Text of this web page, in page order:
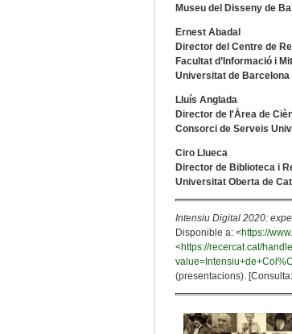
Museu del Disseny de
Ernest Abadal
Director del Centre de
Facultat d’Informació i
Universitat de Barcelona
Lluís Anglada
Director de l'Àrea de
Consorci de Serveis
Ciro Llueca
Director de Biblioteca i
Universitat Oberta de
Intensiu Digital 2020:
Disponible a: <https://
<https://recercat.cat/
(presentacions).